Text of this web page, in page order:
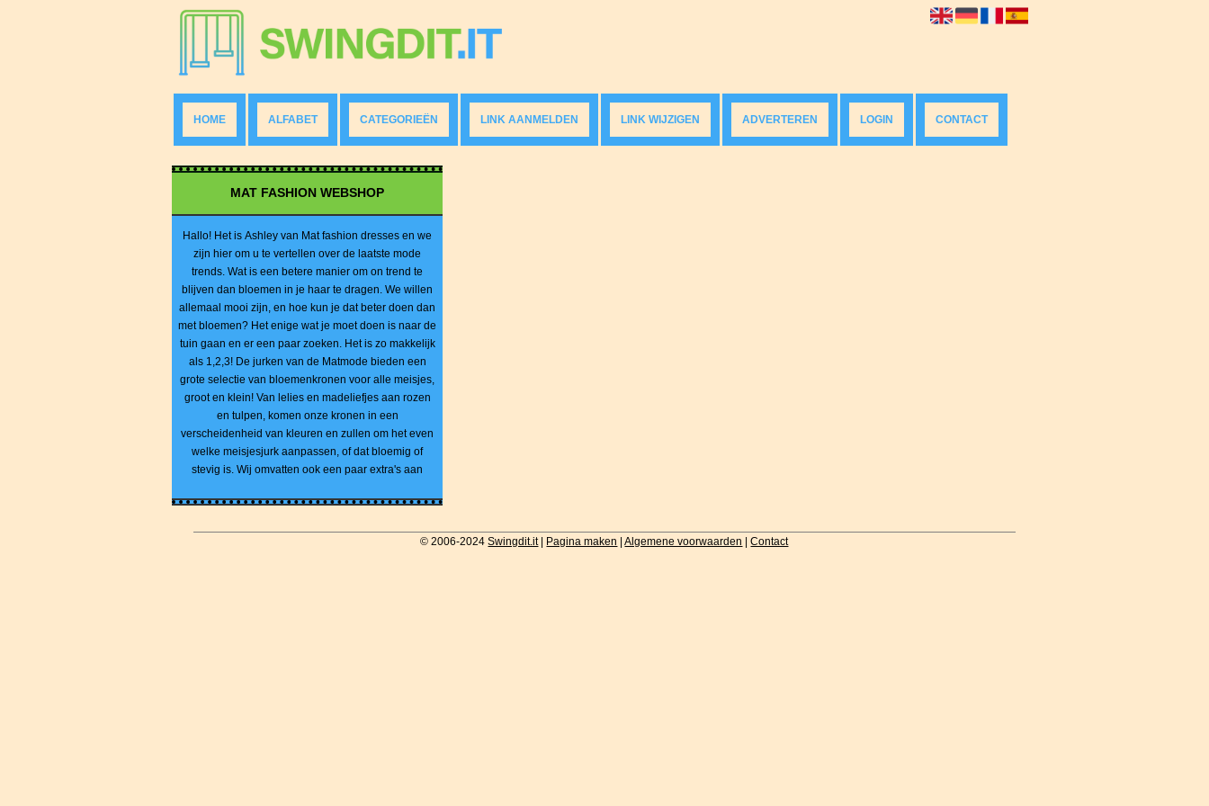
HOME ALFABET CATEGORIEËN LINK AANMELDEN LINK WIJZIGEN ADVERTEREN LOGIN CONTACT
MAT FASHION WEBSHOP
Hallo! Het is Ashley van Mat fashion dresses en we
zijn hier om u te vertellen over de laatste mode
trends. Wat is een betere manier om on trend te
blijven dan bloemen in je haar te dragen. We willen
allemaal mooi zijn, en hoe kun je dat beter doen dan
met bloemen? Het enige wat je moet doen is naar de
tuin gaan en er een paar zoeken. Het is zo makkelijk
als 1,2,3! De jurken van de Matmode bieden een
grote selectie van bloemenkronen voor alle meisjes,
groot en klein! Van lelies en madeliefjes aan rozen
en tulpen, komen onze kronen in een
verscheidenheid van kleuren en zullen om het even
welke meisjesjurk aanpassen, of dat bloemig of
stevig is. Wij omvatten ook een paar extra's aan
© 2006-2024Swingdit.it| Pagina maken |Algemene voorwaarden |Contact